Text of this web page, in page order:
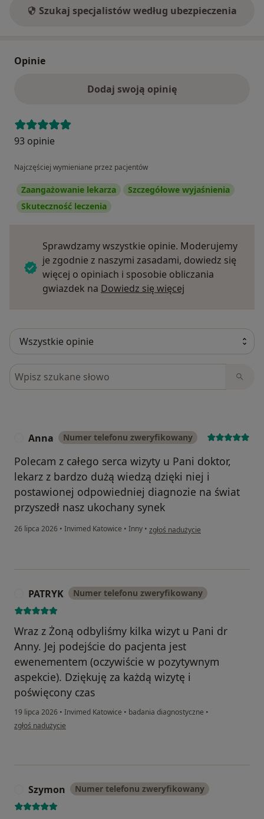
Szukaj specjalistów według ubezpieczenia
Opinie
Dodaj swoją opinię
93 opinie
Najczęściej wymieniane przez pacjentów
Zaangażowanie lekarza
Szczegółowe wyjaśnienia
Skuteczność leczenia
Sprawdzamy wszystkie opinie. Moderujemy
je zgodnie z naszymi zasadami, dowiedz się
więcej o opiniach i sposobie obliczania
gwiazdek na Dowiedz się więcej
Szukaj w opiniach
Anna Numer telefonu zweryfikowany
Polecam z całego serca wizyty u Pani doktor,
lekarz z bardzo dużą wiedzą dzięki niej i
postawionej odpowiedniej diagnozie na świat
przyszedł nasz ukochany synek
26 lipca 2026 • Invimed Katowice • Inny • w opinii użytkownika Anna
zgłoś nadużycie
PATRYK Numer telefonu zweryfikowany
Wraz z Żoną odbyliśmy kilka wizyt u Pani dr
Anny. Jej podejście do pacjenta jest
ewenementem (oczywiście w pozytywnym
aspekcie). Dziękuję za każdą wizytę i
poświęcony czas
19 lipca 2026 • Invimed Katowice • badania diagnostyczne •
w opinii użytkownika PATRYK
zgłoś nadużycie
Szymon Numer telefonu zweryfikowany